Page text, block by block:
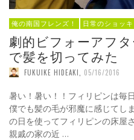
俺の南国フレンズ！ 日常のショッ
劇的ビフォーアフ
で髪を切ってみた
FUKUIKE HIDEAKI 05/16/2016
暑い！暑い！！フィリピンは毎
僕でも髪の毛が邪魔に感じてし
の日を使ってフィリピンの床
親戚の家の近 …